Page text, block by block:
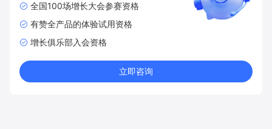
全国100场增长大会参赛资格
有赞全产品的体验试用资格
增长俱乐部入会资格
立即咨询